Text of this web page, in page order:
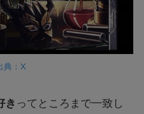
典：X
き ってところまで一致し